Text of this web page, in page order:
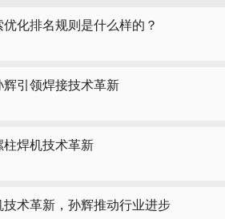
化排名规则是什么样的？
引领焊接技术革新
焊机技术革新
术革新，孙辉推动行业进步